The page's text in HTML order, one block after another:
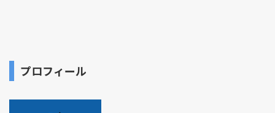
プロフィール